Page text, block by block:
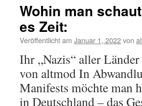
Wohin man
es Zeit:
Veröffentlicht am Januar 1, 2022von
Ihr „Nazis“ aller
von altmod In
Manifests möchte man
in Deutschland – das